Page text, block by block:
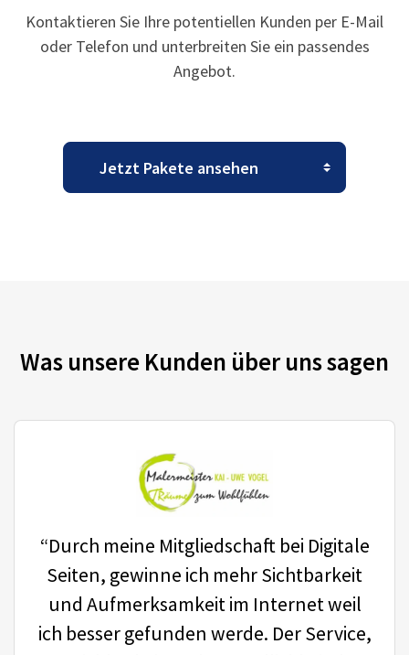
Kontaktieren Sie Ihre potentiellen Kunden per E-Mail
oder Telefon und unterbreiten Sie ein passendes
Angebot.
Was unsere Kunden über uns sagen
“Durch meine Mitgliedschaft bei Digitale
Seiten, gewinne ich mehr Sichtbarkeit
und Aufmerksamkeit im Internet weil
ich besser gefunden werde. Der Service,